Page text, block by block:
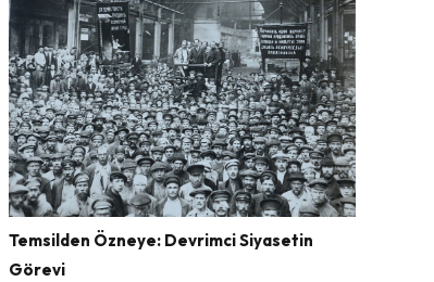
Temsilden Özneye: Devrimci Siyasetin
Görevi